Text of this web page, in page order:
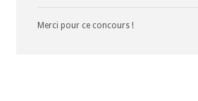
Merci pour ce concours !